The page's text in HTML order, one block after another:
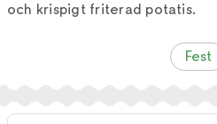
och krispigt friterad potatis.
Fest